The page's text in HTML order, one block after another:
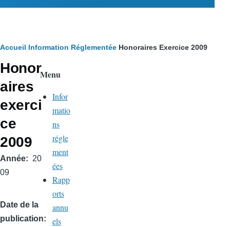
Fil
d'Ariane
Accueil Information Réglementée Honoraires Exercice 2009
Honor
aires
exerci
ce
2009
Année
20
09
Date de la
publication
Menu
Infor
matio
ns
régle
ment
ées
Rapp
orts
annu
els